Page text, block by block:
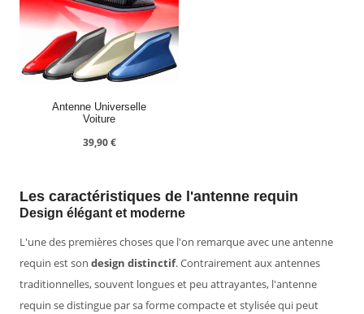
Antenne Universelle
Voiture
39,90 €
Les caractéristiques de l'antenne requin
Design élégant et moderne
L'une des premières choses que l'on remarque avec une antenne
requin est son design distinctif. Contrairement aux antennes
traditionnelles, souvent longues et peu attrayantes, l'antenne
requin se distingue par sa forme compacte et stylisée qui peut